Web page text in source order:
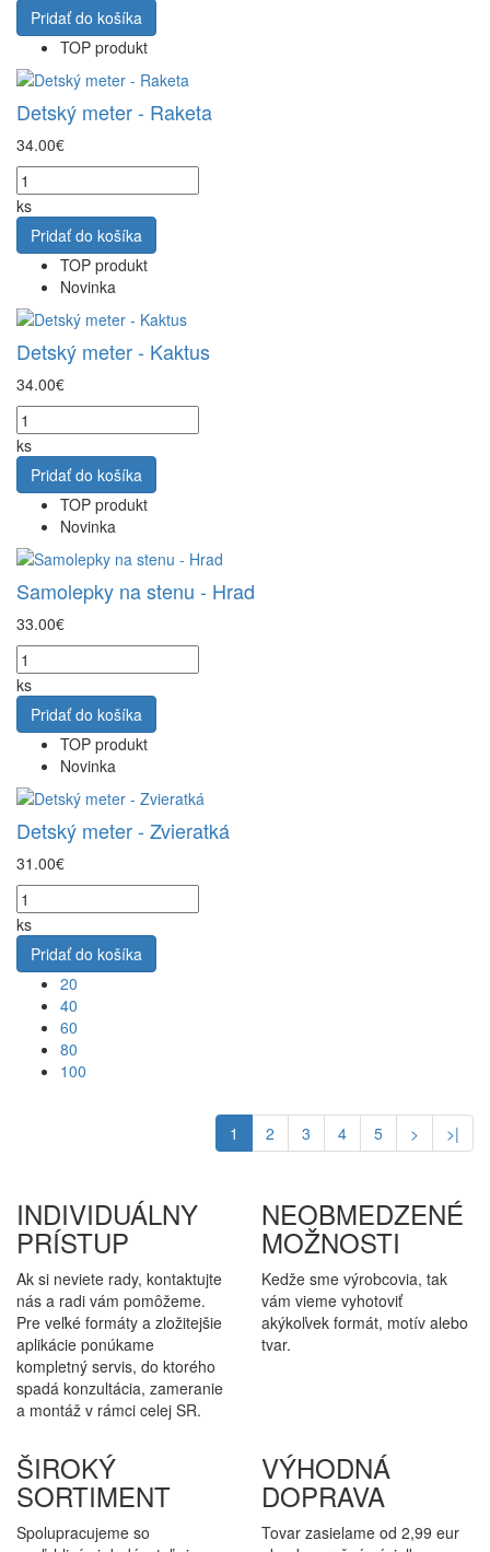
Pridať do košíka
TOP produkt
Detský meter - Raketa
34.00€
ks
Pridať do košíka
TOP produkt
Novinka
Detský meter - Kaktus
34.00€
ks
Pridať do košíka
TOP produkt
Novinka
Samolepky na stenu - Hrad
33.00€
ks
Pridať do košíka
TOP produkt
Novinka
Detský meter - Zvieratká
31.00€
ks
Pridať do košíka
20
40
60
80
100
1 2 3 4 5 > >|
INDIVIDUÁLNY
PRÍSTUP
Ak si neviete rady, kontaktujte
nás a radi vám pomôžeme.
Pre veľké formáty a zložitejšie
aplikácie ponúkame
kompletný servis, do ktorého
spadá konzultácia, zameranie
a montáž v rámci celej SR.
NEOBMEDZENÉ
MOŽNOSTI
Kedže sme výrobcovia, tak
vám vieme vyhotoviť
akýkoľvek formát, motív alebo
tvar.
ŠIROKÝ
SORTIMENT
Spolupracujeme so
VÝHODNÁ
DOPRAVA
Tovar zasielame od 2,99 eur